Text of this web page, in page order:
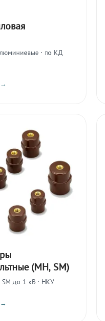
· по КД
(МН, SM)
до 1 кВ · НКУ